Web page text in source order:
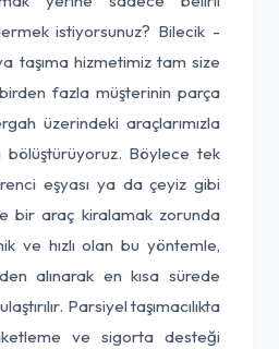
istiyorsunuz? Bilecik -
taşıma hizmetimiz tam size
fazla müşterinin parça
üzerindeki araçlarımızla
bölüştürüyoruz. Böylece tek
eşyası ya da çeyiz gibi
bir araç kiralamak zorunda
ve hızlı olan bu yöntemle,
alınarak en kısa sürede
Parsiyel taşımacılıkta
ve sigorta desteği